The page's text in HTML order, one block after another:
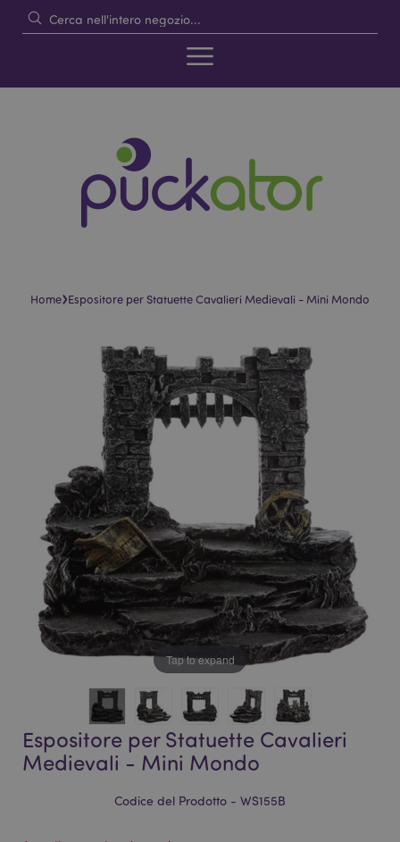
Home›Espositore per Statuette Cavalieri Medievali - Mini Mondo
Tap to expand
Espositore per Statuette Cavalieri
Medievali - Mini Mondo
Codice del Prodotto - WS155B